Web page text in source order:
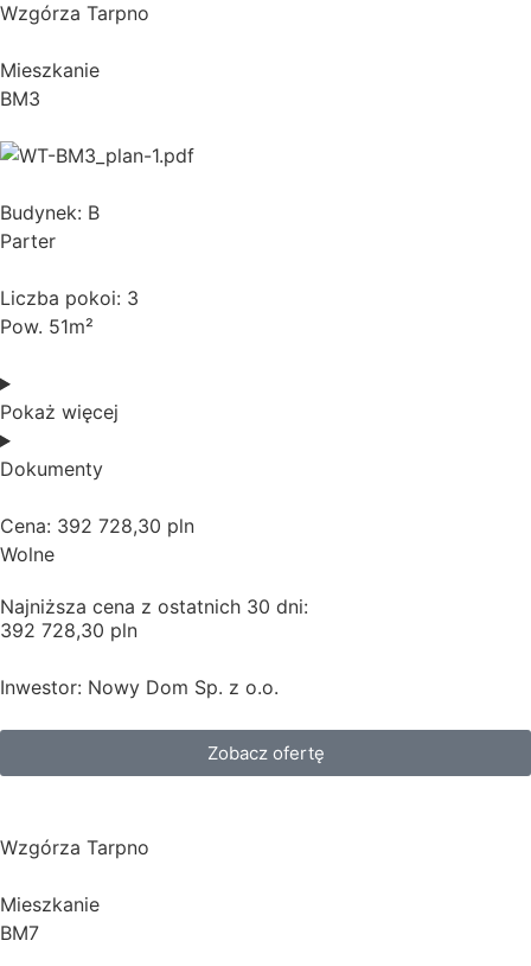
Wzgórza Tarpno
Mieszkanie
BM3
Budynek: B
Parter
Liczba pokoi: 3
Pow. 51m²
Pokaż więcej
Dokumenty
Cena: 392 728,30 pln
Wolne
Najniższa cena z ostatnich 30 dni:
392 728,30 pln
Inwestor: Nowy Dom Sp. z o.o.
Zobacz ofertę
Wzgórza Tarpno
Mieszkanie
BM7